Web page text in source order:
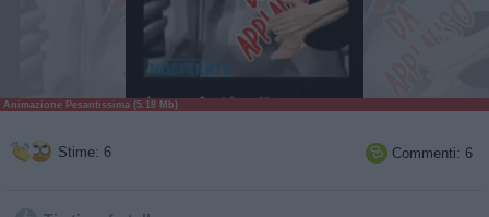
Animazione Pesantissima (5.18 Mb)
Stime: 6  Commenti: 6